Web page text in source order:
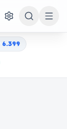
6.399